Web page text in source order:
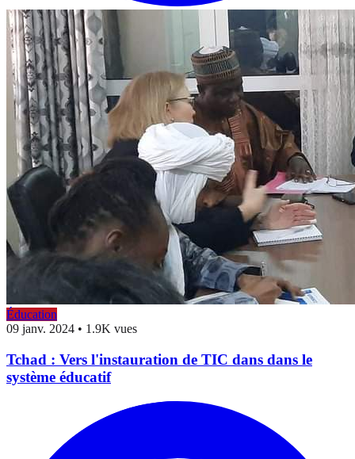
Éducation
09 janv. 2024 • 1.9K vues
Tchad : Vers l'instauration de TIC dans dans le
système éducatif